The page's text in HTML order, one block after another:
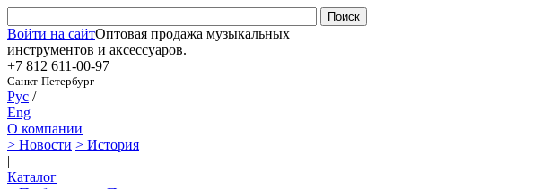
Войти на сайтОптовая продажа музыкальных
инструментов и аксессуаров.
+7 812 611-00-97
Санкт-Петербург
Рус /
Eng
О компании
> Новости > История
|
Каталог